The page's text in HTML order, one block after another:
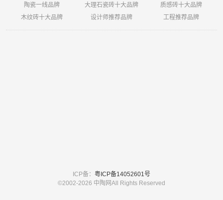
陶瓷一线品牌
大理石瓷砖十大品牌
质感砖十大品牌
木纹砖十大品牌
设计师推荐品牌 工程推荐品牌
ICP备： 粤ICP备14052601号
©2002-2026 中陶网All Rights Reserved